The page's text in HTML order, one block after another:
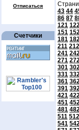
Отписаться
Счетчики
43 44
86 87
121
151
181
211 212
241
271
301
331
361
391
421
451
481
511 512
541